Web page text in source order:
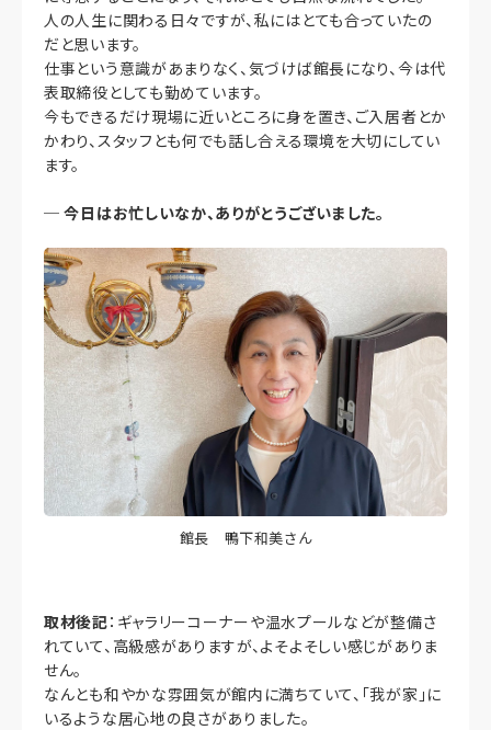
人の人生に関わる日々ですが、私にはとても合っていたの
だと思います。
仕事という意識があまりなく、気づけば館長になり、今は代
表取締役としても勤めています。
今もできるだけ現場に近いところに身を置き、ご入居者とか
かわり、スタッフとも何でも話し合える環境を大切にしてい
ます。
─今日はお忙しいなか、ありがとうございました。
館長 鴨下和美さん
取材後記：ギャラリーコーナーや温水プールなどが整備さ
れていて、高級感がありますが、よそよそしい感じがありま
せん。
なんとも和やかな雰囲気が館内に満ちていて、「我が家」に
いるような居心地の良さがありました。